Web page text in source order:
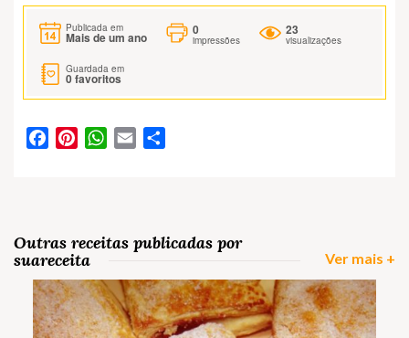
Publicada em
Mais de um ano
0
impressões
23
visualizações
Guardada em
0favoritos
FacebookPinterestWhatsApp
Email
Outras receitas publicadas por
suareceita
Ver mais +